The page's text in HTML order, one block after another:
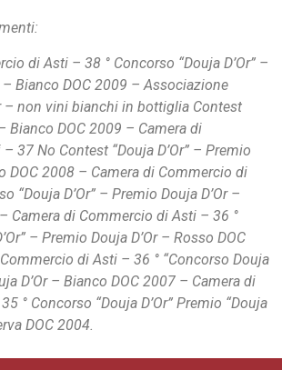
di Asti – 38 ° Concorso “Douja D’Or” –
– Bianco DOC 2009 – Associazione
– non vini bianchi in bottiglia Contest
Bianco DOC 2009 – Camera di
37 No Contest “Douja D’Or” – Premio
DOC 2008 – Camera di Commercio di
“Douja D’Or” – Premio Douja D’Or –
Camera di Commercio di Asti – 36 °
– Premio Douja D’Or – Rosso DOC
di Asti – 36 ° “Concorso Douja
D’Or – Bianco DOC 2007 – Camera di
° Concorso “Douja D’Or” Premio “Douja
DOC 2004.